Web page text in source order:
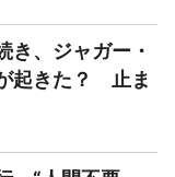
き、ジャガー・
起きた？ 止ま